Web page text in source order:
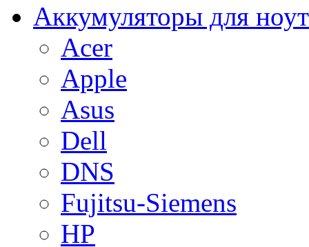
Аккумуляторы для
Acer
Apple
Asus
Dell
DNS
Fujitsu-Siemens
HP